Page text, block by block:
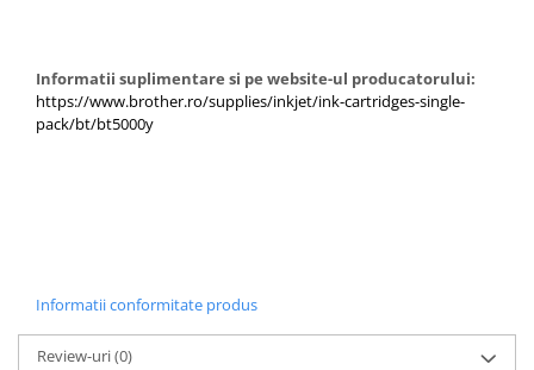
Coolere CPU
Ventilatoare
Card reader
Placi captura
Informatii suplimentare si pe website-ul producatorului:
https://www.brother.ro/supplies/inkjet/ink-cartridges-single-
pack/bt/bt5000y
Informatii conformitate produs
Review-uri(0)